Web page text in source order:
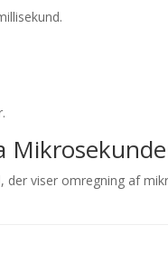
der viser omregning af